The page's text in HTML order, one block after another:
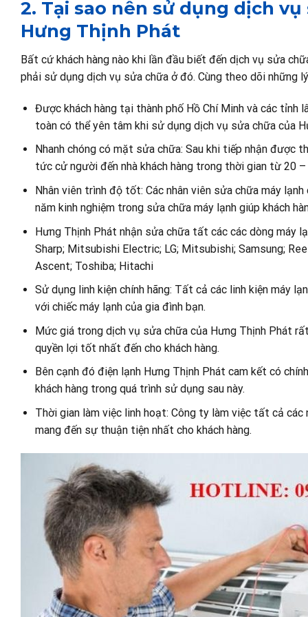
2. Tại sao nên sử dụng dịch
Hưng Thịnh Phát
Bất cứ khách hàng nào khi lần đầu biết đến dịch vụ sửa
phải sử dụng dịch vụ sửa chữa ở đó. Cùng theo dõi những
Được khách hàng tại thành phố Hồ Chí Minh và các tỉnh
toàn có thể yên tâm khi sử dụng dịch vụ sửa chữa của
Nhanh chóng có mặt sửa chữa: Sau khi tiếp nhận được
tức cử người đến nhà khách hàng trong thời gian từ 20
Nhân viên trình độ tốt: Các nhân viên sửa chữa máy
năm kinh nghiệm trong sửa chữa máy lạnh giúp khách
Hưng Thịnh Phát nhận sửa chữa tất các các dòng máy
Sharp; Mitsubishi Electric; LG; Mitsubishi; Samsung;
Ascent; Toshiba; Hitachi
Sử dụng linh kiện chính hãng: Tất cả các linh kiện máy
với chiếc máy lạnh của gia đình bạn.
Mức giá trong dịch vụ sửa chữa của Hưng Thịnh Phát
quyền lợi tốt nhất đến cho khách hàng.
Bên cạnh đó điện lạnh Hưng Thịnh Phát cam kết có
khách hàng trong quá trình sử dụng sau này.
Thời gian làm việc linh hoạt: Công ty làm việc tất cả
mang đến sự thuận tiện nhất cho khách hàng.